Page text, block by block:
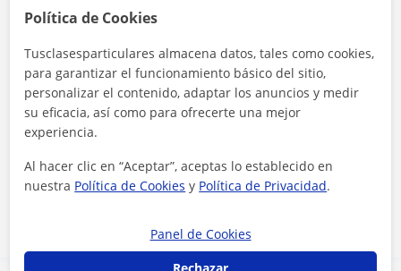
Al hacer clic, aceptas nuestro
Contactar ahora
Política de Cookies
Tusclasesparticulares almacena datos, tales como cookies,
para garantizar el funcionamiento básico del sitio,
personalizar el contenido, adaptar los anuncios y medir
su eficacia, así como para ofrecerte una mejor
experiencia.
Al hacer clic en “Aceptar”, aceptas lo establecido en
nuestra Política de Cookies y Política de Privacidad.
Panel de Cookies
Rechazar